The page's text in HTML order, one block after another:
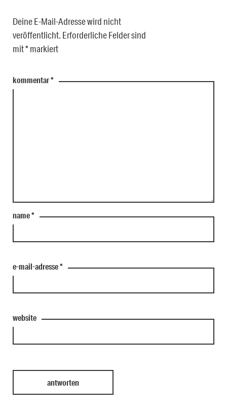
Deine E-Mail-Adresse wird nicht
veröffentlicht. Erforderliche Felder sind
mit*markiert
kommentar*
name*
e-mail-adresse*
website